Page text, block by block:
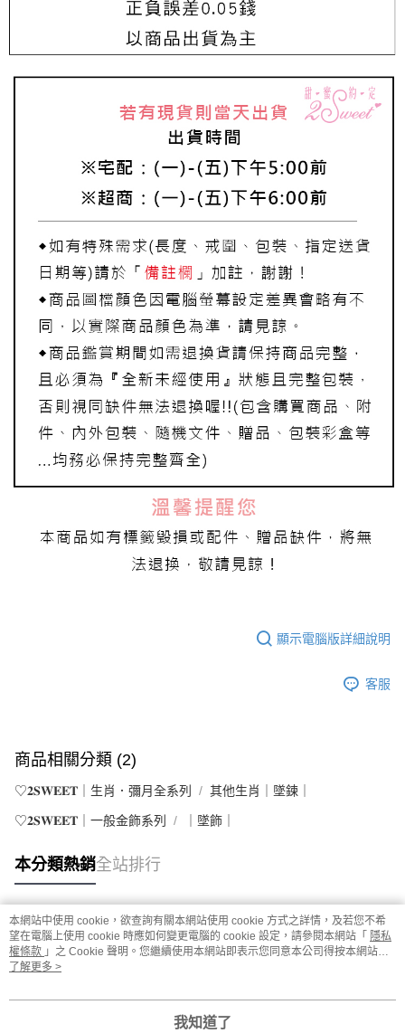
顯示電腦版詳細說明
客服
商品相關分類 (2)
♡𝟐𝐒𝐖𝐄𝐄𝐓｜生肖．彌月全系列 其他生肖｜墜鍊｜
♡𝟐𝐒𝐖𝐄𝐄𝐓｜一般金飾系列 ｜墜飾｜
本分類熱銷全站排行
熱門標籤
本網站中使用 cookie，欲查詢有關本網站使用 cookie 方式之詳情，及若您不希
望在電腦上使用 cookie 時應如何變更電腦的 cookie 設定，請參閱本網站「 隱私
權條款 」之 Cookie 聲明。您繼續使用本網站即表示您同意本公司得按本網站使
用條款之 Cookie 聲明使用 cookie。
了解更多 >
我知道了